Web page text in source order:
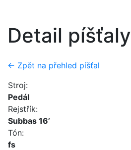
Detail píšťaly
← Zpět na přehled píšťal
Stroj:
Pedál
Rejstřík:
Subbas 16’
Tón:
fs